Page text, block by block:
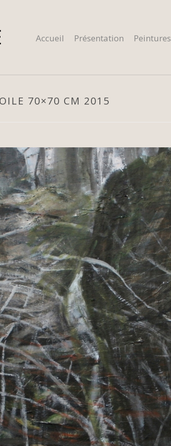
Accueil Présentation Peintures
70×70 CM 2015